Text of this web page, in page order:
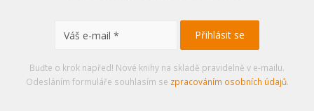
Buďte o krok napřed! Nové knihy na skladě pravidelně v e-mailu.
Odesláním formuláře souhlasím se zpracováním osobních údajů.